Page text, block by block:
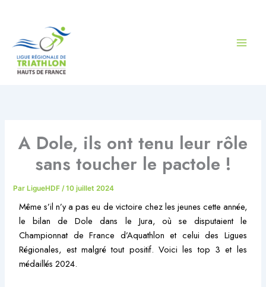
A Dole, ils ont tenu leur rôle
sans toucher le pactole !
ParLigueHDF /10 juillet 2024
Même s’il n’y a pas eu de victoire chez les jeunes cette année,
le bilan de Dole dans le Jura, où se disputaient le
Championnat de France d’Aquathlon et celui des Ligues
Régionales, est malgré tout positif. Voici les top 3 et les
médaillés 2024.